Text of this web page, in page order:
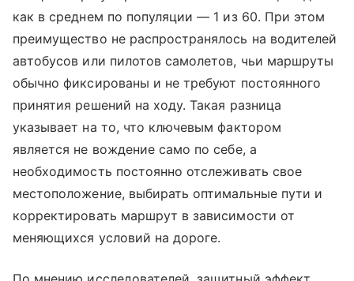
как в среднем по популяции — 1 из 60. При этом
преимущество не распространялось на водителей
автобусов или пилотов самолетов, чьи маршруты
обычно фиксированы и не требуют постоянного
принятия решений на ходу. Такая разница
указывает на то, что ключевым фактором
является не вождение само по себе, а
необходимость постоянно отслеживать свое
местоположение, выбирать оптимальные пути и
корректировать маршрут в зависимости от
меняющихся условий на дороге.